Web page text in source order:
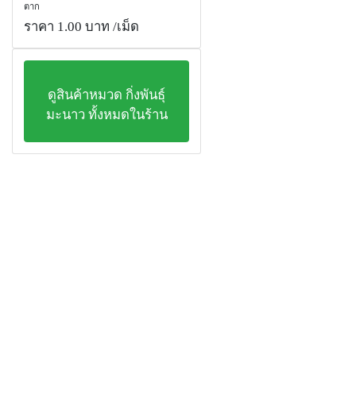
ตาก
ราคา 1.00 บาท /เม็ด
ดูสินค้าหมวด กิ่งพันธุ์
มะนาว ทั้งหมดในร้าน